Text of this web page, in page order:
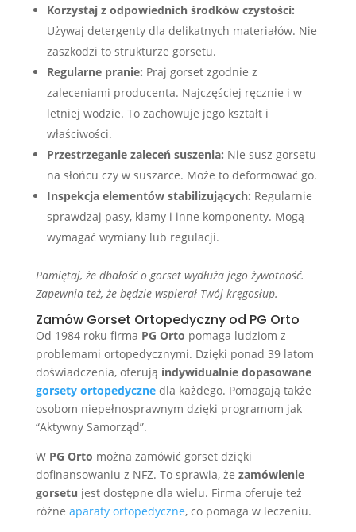
Korzystaj z odpowiednich środków czystości:
Używaj detergenty dla delikatnych materiałów. Nie
zaszkodzi to strukturze gorsetu.
Regularne pranie: Praj gorset zgodnie z
zaleceniami producenta. Najczęściej ręcznie i w
letniej wodzie. To zachowuje jego kształt i
właściwości.
Przestrzeganie zaleceń suszenia: Nie susz gorsetu
na słońcu czy w suszarce. Może to deformować go.
Inspekcja elementów stabilizujących: Regularnie
sprawdzaj pasy, klamy i inne komponenty. Mogą
wymagać wymiany lub regulacji.
Pamiętaj, że dbałość o gorset wydłuża jego żywotność.
Zapewnia też, że będzie wspierał Twój kręgosłup.
Zamów Gorset Ortopedyczny od PG Orto
Od 1984 roku firma PG Orto pomaga ludziom z
problemami ortopedycznymi. Dzięki ponad 39 latom
doświadczenia, oferują indywidualnie dopasowane
gorsety ortopedycznedla każdego. Pomagają także
osobom niepełnosprawnym dzięki programom jak
“Aktywny Samorząd”.
W PG Orto można zamówić gorset dzięki
dofinansowaniu z NFZ. To sprawia, że zamówienie
gorsetu jest dostępne dla wielu. Firma oferuje też
różne aparaty ortopedyczne, co pomaga w leczeniu.